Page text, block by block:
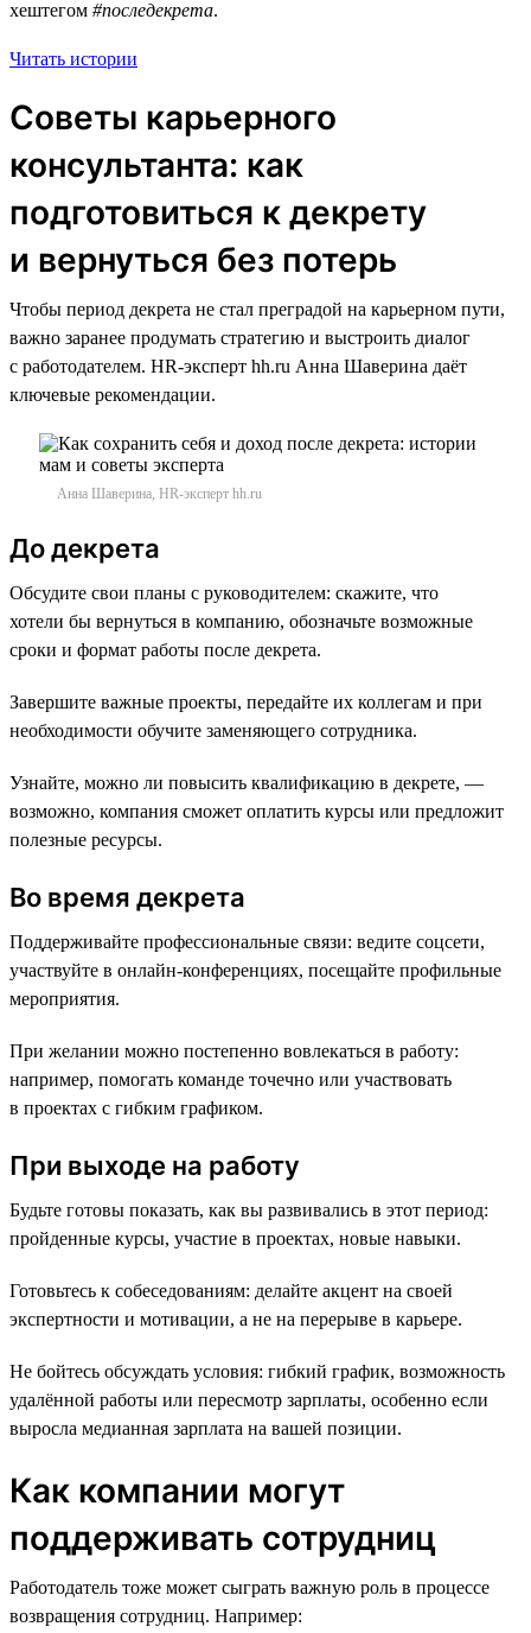
хештегом #последекрета.
Читать истории
Советы карьерного
консультанта: как
подготовиться к декрету
и вернуться без потерь
Чтобы период декрета не стал преградой на карьерном пути,
важно заранее продумать стратегию и выстроить диалог
с работодателем. HR-эксперт hh.ru Анна Шаверина даёт
ключевые рекомендации.
Анна Шаверина, HR-эксперт hh.ru
До декрета
Обсудите свои планы с руководителем: скажите, что
хотели бы вернуться в компанию, обозначьте возможные
сроки и формат работы после декрета.
Завершите важные проекты, передайте их коллегам и при
необходимости обучите заменяющего сотрудника.
Узнайте, можно ли повысить квалификацию в декрете, —
возможно, компания сможет оплатить курсы или предложит
полезные ресурсы.
Во время декрета
Поддерживайте профессиональные связи: ведите соцсети,
участвуйте в онлайн-конференциях, посещайте профильные
мероприятия.
При желании можно постепенно вовлекаться в работу:
например, помогать команде точечно или участвовать
в проектах с гибким графиком.
При выходе на работу
Будьте готовы показать, как вы развивались в этот период:
пройденные курсы, участие в проектах, новые навыки.
Готовьтесь к собеседованиям: делайте акцент на своей
экспертности и мотивации, а не на перерыве в карьере.
Не бойтесь обсуждать условия: гибкий график, возможность
удалённой работы или пересмотр зарплаты, особенно если
выросла медианная зарплата на вашей позиции.
Как компании могут
поддерживать сотрудниц
Работодатель тоже может сыграть важную роль в процессе
возвращения сотрудниц. Например: